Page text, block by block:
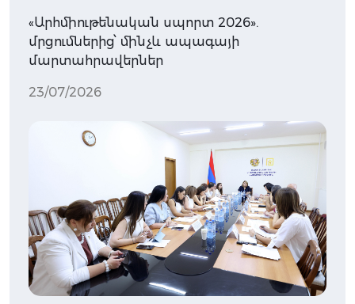
«Արհմիութենական սպորտ 2026».
մրցումներից՝ մինչև ապագայի
մարտահրավերներ
23/07/2026